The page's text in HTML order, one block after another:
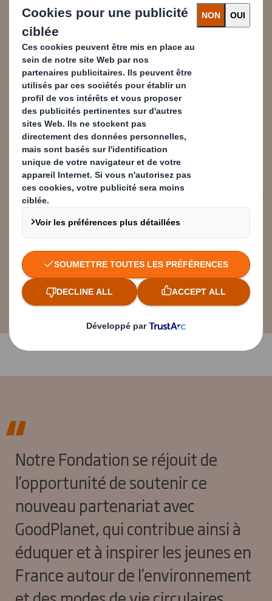
Notre soutien auprès de la
Fondation GoodPlanet est une
excellente opportunité de
renforcer notre engagement en
France et une grande fierté pour
l’ensemble de nos collaborateurs de
contribuer à la construction d’un
monde plus durable.
Thibault Laumonier
Président Directeur Général de DS
Smith Packaging France
Notre Fondation se réjouit de
l’opportunité de soutenir ce
nouveau partenariat avec
GoodPlanet, qui contribue ainsi à
éduquer et à inspirer les jeunes en
France autour de l’environnement